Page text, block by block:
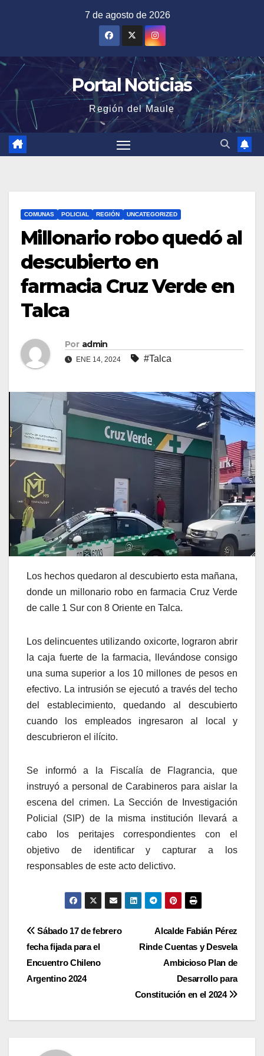
7 de agosto de 2026
Portal Noticias
Región del Maule
COMUNAS POLICIAL REGIÓN UNCATEGORIZED
Millonario robo quedó al
descubierto en
farmacia Cruz Verde en
Talca
Por admin
ENE 14, 2024 #Talca
Los hechos quedaron al descubierto esta mañana,
donde un millonario robo en farmacia Cruz Verde
de calle 1 Sur con 8 Oriente en Talca.
Los delincuentes utilizando oxicorte, lograron abrir
la caja fuerte de la farmacia, llevándose consigo
una suma superior a los 10 millones de pesos en
efectivo. La intrusión se ejecutó a través del techo
del establecimiento, quedando al descubierto
cuando los empleados ingresaron al local y
descubrieron el ilícito.
Se informó a la Fiscalía de Flagrancia, que
instruyó a personal de Carabineros para aislar la
escena del crimen. La Sección de Investigación
Policial (SIP) de la misma institución llevará a
cabo los peritajes correspondientes con el
objetivo de identificar y capturar a los
responsables de este acto delictivo.
Navegación
de
entradas
Alcalde Fabián Pérez
Rinde Cuentas y Desvela
Ambicioso Plan de
Desarrollo para
Constitución en el 2024
Sábado 17 de febrero
fecha fijada para el
Encuentro Chileno
Argentino 2024